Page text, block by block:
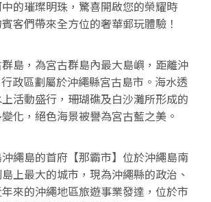
的璀璨明珠，驚喜開啟您的榮耀時
客們帶來全方位的奢華郵玩體驗！
島，為宮古群島內最大島嶼，距離沖
政區劃屬於沖繩縣宮古島市。海水透
活動盛行，珊瑚礁及白沙灘所形成的
化，絕色海景被譽為宮古藍之美。
繩島的首府【那霸市】位於沖繩島南
上最大的城市，現為沖繩縣的政治、
來的沖繩地區旅遊事業發達，位於市